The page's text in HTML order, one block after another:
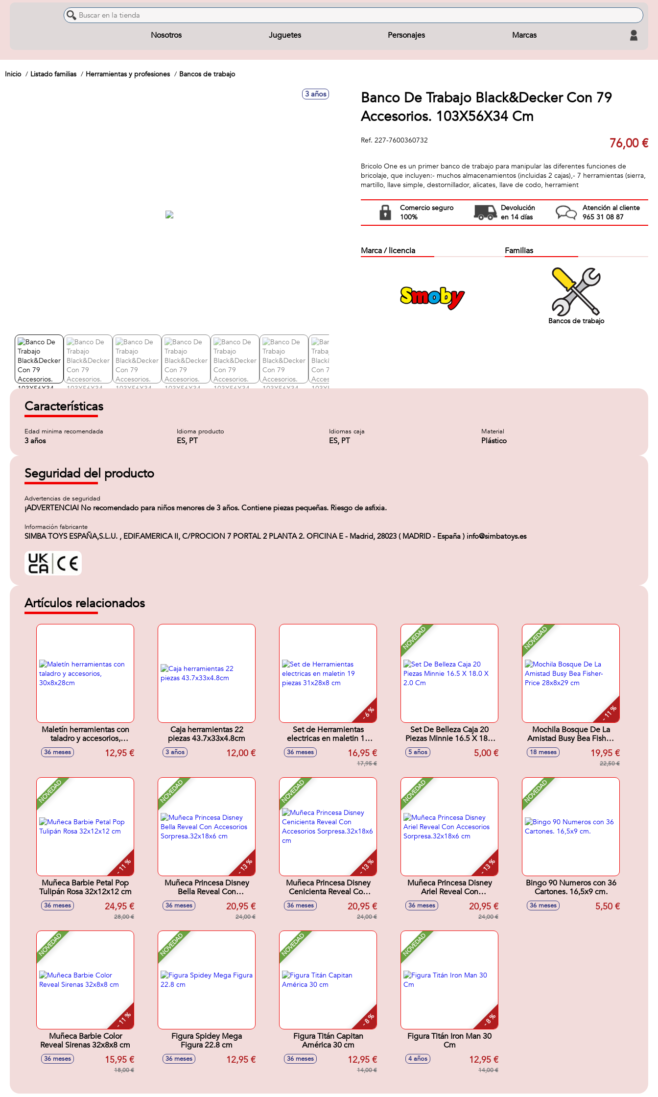
Nosotros Juguetes Personajes Marcas
Inicio Listado familias Herramientas y profesiones Bancos de trabajo
3 años
Banco De Trabajo Black&Decker Con 79
Accesorios. 103X56X34 Cm
Ref. 227-7600360732 76,00 €
Bricolo One es un primer banco de trabajo para manipular las diferentes funciones de
bricolaje, que incluyen:- muchos almacenamientos (incluidas 2 cajas),- 7 herramientas (sierra,
martillo, llave simple, destornillador, alicates, llave de codo, herramient
Comercio seguro
100%
Devolución
en 14 días
Atención al cliente
965 31 08 87
Marca / licencia Familias
Bancos de trabajo
Características
Edad minima recomendada
3 años
Idioma producto
ES, PT
Idiomas caja
ES, PT
Material
Plástico
Seguridad del producto
Advertencias de seguridad
¡ADVERTENCIA! No recomendado para niños menores de 3 años. Contiene piezas pequeñas. Riesgo de asfixia.
Información fabricante
SIMBA TOYS ESPAÑA,S.L.U. , EDIF.AMERICA II, C/PROCION 7 PORTAL 2 PLANTA 2. OFICINA E - Madrid, 28023 ( MADRID - España ) info@simbatoys.es
Artículos relacionados
Maletín herramientas con
taladro y accesorios,
30x8x28cm
36 meses 12,95 €
Caja herramientas 22
piezas 43.7x33x4.8cm
3 años 12,00 €
- 6 %
Set de Herramientas
electricas en maletin 19
piezas 31x28x8 cm
36 meses 16,95 €
17,95 €
NOVEDAD
Set De Belleza Caja 20
Piezas Minnie 16.5 X 18.0
5 años 5,00 €
NOVEDAD
- 11 %
Mochila Bosque De La
Amistad Busy Bea Fisher-
Price 28x8x29 cm
18 meses 19,95 €
22,50 €
NOVEDAD
- 11 %
Muñeca Barbie Petal Pop
Tulipán Rosa 32x12x12 cm
36 meses 24,95 €
28,00 €
NOVEDAD
- 13 %
Muñeca Princesa Disney
Bella Reveal Con
Accesorios
Sorpresa.32x18x6 cm
36 meses 20,95 €
24,00 €
NOVEDAD
- 13 %
Muñeca Princesa Disney
Cenicienta Reveal Con
Accesorios
Sorpresa.32x18x6 cm
36 meses 20,95 €
24,00 €
NOVEDAD
- 13 %
Muñeca Princesa Disney
Ariel Reveal Con
Accesorios
Sorpresa.32x18x6 cm
36 meses 20,95 €
24,00 €
NOVEDAD
Bingo 90 Numeros con 36
Cartones. 16,5x9 cm.
36 meses 5,50 €
NOVEDAD
- 11 %
Muñeca Barbie Color
Reveal Sirenas 32x8x8 cm
36 meses 15,95 €
18,00 €
NOVEDAD
Figura Spidey Mega
Figura 22.8 cm
36 meses 12,95 €
NOVEDAD
- 8 %
Figura Titán Capitan
América 30 cm
36 meses 12,95 €
14,00 €
NOVEDAD
- 8 %
Figura Titán Iron Man 30
Cm
4 años 12,95 €
14,00 €